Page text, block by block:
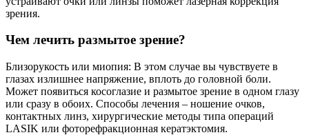
зрения.
Чем лечить размытое зрение?
Близорукость или миопия: В этом случае вы чувствуете в
глазах излишнее напряжение, вплоть до головной боли.
Может появиться косоглазие и размытое зрение в одном глазу
или сразу в обоих. Способы лечения – ношение очков,
контактных линз, хирургические методы типа операций
LASIK или фоторефракционная кератэктомия.